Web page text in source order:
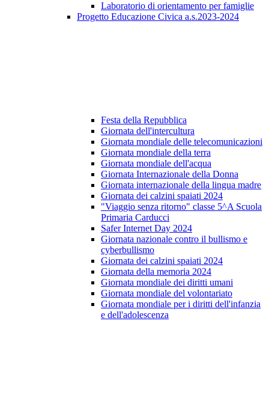
Laboratorio di orientamento per famiglie
Progetto Educazione Civica a.s.2023-2024
Festa della Repubblica
Giornata dell'intercultura
Giornata mondiale delle telecomunicazioni
Giornata mondiale della terra
Giornata mondiale dell'acqua
Giornata Internazionale della Donna
Giornata internazionale della lingua madre
Giornata dei calzini spaiati 2024
"Viaggio senza ritorno" classe 5^A Scuola
Primaria Carducci
Safer Internet Day 2024
Giornata nazionale contro il bullismo e
cyberbullismo
Giornata dei calzini spaiati 2024
Giornata della memoria 2024
Giornata mondiale dei diritti umani
Giornata mondiale del volontariato
Giornata mondiale per i diritti dell'infanzia
e dell'adolescenza